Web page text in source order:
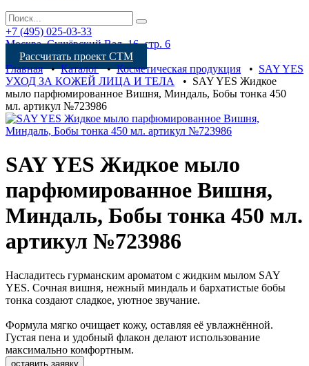
+7 (495) 025-03-33
Москва, Сущёвский Вал, 16, стр. 6
Рассчитать проект СТМ
Главная•Каталог•Косметическая продукция • SAY YES
УХОД ЗА КОЖЕЙ ЛИЦА И ТЕЛА
• SAY YES Жидкое
мыло парфюмированное Вишня, Миндаль, Бобы тонка 450
мл. артикул №723986
SAY YES Жидкое мыло
парфюмированное Вишня,
Миндаль, Бобы тонка 450 мл.
артикул №723986
Насладитесь гурманским ароматом с жидким мылом SAY
YES. Сочная вишня, нежный миндаль и бархатистые бобы
тонка создают сладкое, уютное звучание.
Формула мягко очищает кожу, оставляя её увлажнённой.
Густая пена и удобный флакон делают использование
максимально комфортным.
оставить заявку